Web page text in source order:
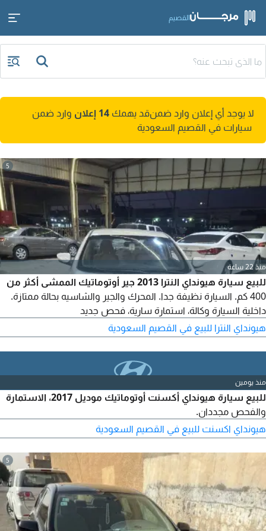
القصيم
لا يوجد أي إعلان وارد ضمنقد يهمك 14 إعلان
وارد ضمن
سيارات في القصيم السعودية
5
منذ 22 ساعة
للبيع سيارة هيونداي النترا 2013 جير أوتوماتيك الممشى أكثر من
400 كم. السيارة نظيفة جدا. المحرك والجير والشاسيه بحالة ممتازة.
داخلية السيارة وكالة، استمارة سارية، فحص جديد
هيونداي النترا للبيع في القصيم السعودية
منذ يومين
للبيع سيارة هيونداي أكسنت أوتوماتيك موديل 2017، الاستمارة
والفحص مجددان.
هيونداي اكسنت للبيع في القصيم السعودية
5